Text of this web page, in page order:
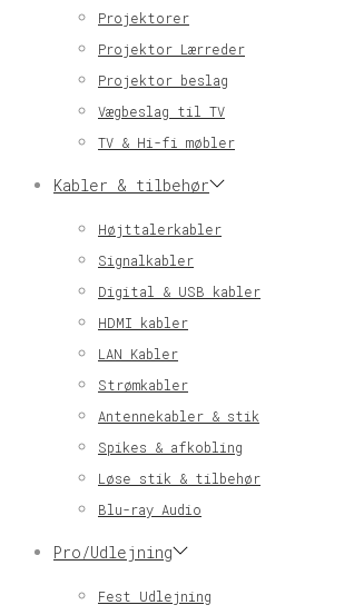
Projektorer
Projektor Lærreder
Projektor beslag
Vægbeslag til TV
TV & Hi-fi møbler
Kabler & tilbehør
Højttalerkabler
Signalkabler
Digital & USB kabler
HDMI kabler
LAN Kabler
Strømkabler
Antennekabler & stik
Spikes & afkobling
Løse stik & tilbehør
Blu-ray Audio
Pro/Udlejning
Fest Udlejning